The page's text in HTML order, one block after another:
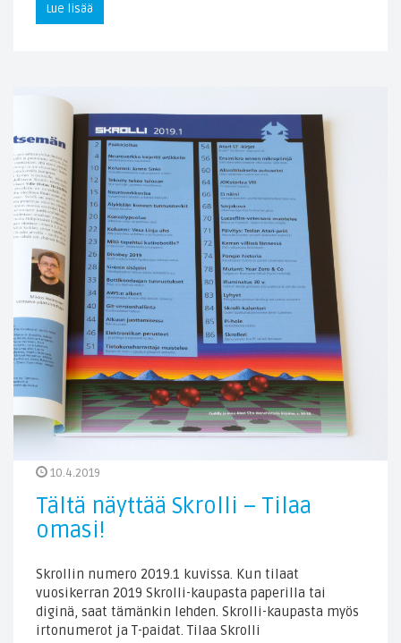
Lue lisää
10.4.2019
Tältä näyttää Skrolli – Tilaa
omasi!
Skrollin numero 2019.1 kuvissa. Kun tilaat
vuosikerran 2019 Skrolli-kaupasta paperilla tai
diginä, saat tämänkin lehden. Skrolli-kaupasta myös
irtonumerot ja T-paidat. Tilaa Skrolli